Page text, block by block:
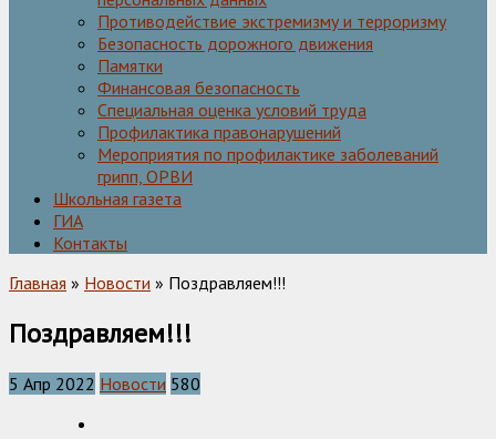
Противодействие экстремизму и терроризму
Безопасность дорожного движения
Памятки
Финансовая безопасность
Специальная оценка условий труда
Профилактика правонарушений
Мероприятия по профилактике заболеваний
грипп, ОРВИ
Школьная газета
ГИА
Контакты
Главная » Новости » Поздравляем!!!
Поздравляем!!!
5 Апр 2022 Новости 580